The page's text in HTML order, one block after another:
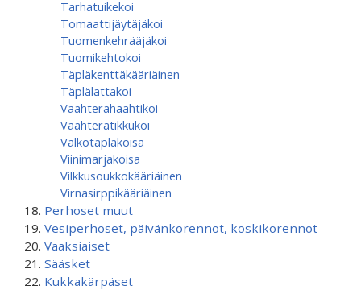
Tarhatuikekoi
Tomaattijäytäjäkoi
Tuomenkehrääjäkoi
Tuomikehtokoi
Täpläkenttäkääriäinen
Täplälattakoi
Vaahterahaahtikoi
Vaahteratikkukoi
Valkotäpläkoisa
Viinimarjakoisa
Vilkkusoukkokääriäinen
Virnasirppikääriäinen
Perhoset muut
Vesiperhoset, päivänkorennot, koskikorennot
Vaaksiaiset
Sääsket
Kukkakärpäset